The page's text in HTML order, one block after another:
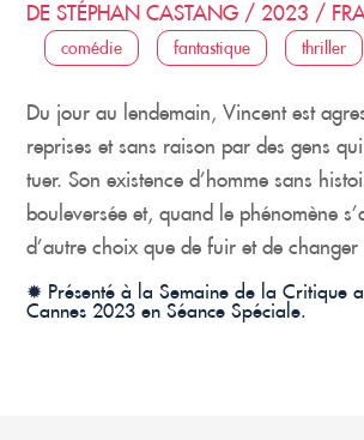
DE STÉPHAN CASTANG / 2023 /
comédie fantastique thriller
Du jour au lendemain, Vincent est
reprises et sans raison par des gens
tuer. Son existence d’homme sans
bouleversée et, quand le phénomène
d’autre choix que de fuir et de
✹ Présenté à la Semaine de la Critique
Cannes 2023 en Séance Spéciale.